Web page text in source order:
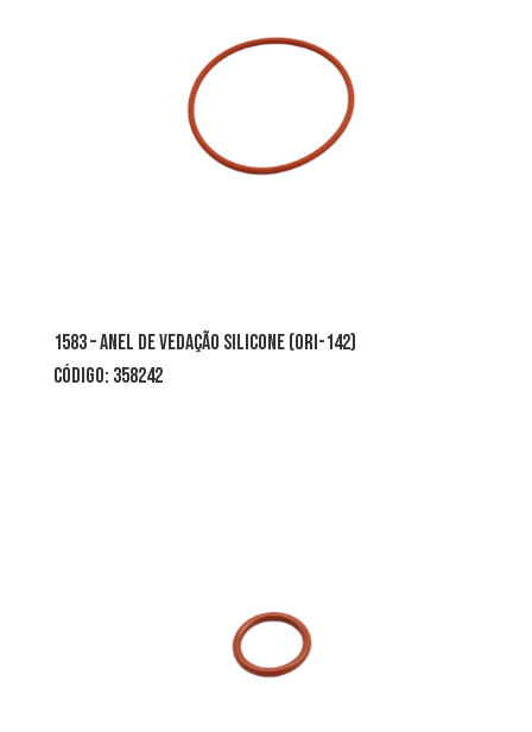
1583 – anel de vedação silicone (ori-142)
CÓDIGO: 358242